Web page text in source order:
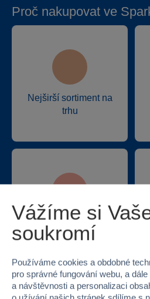
Proč nakupovat ve
Nejširší sortiment na
trhu
Doprava zdarma při
odběru na prodejnách
Vážíme si
soukromí
Používáme cookies a obdobné
pro správné fungování webu, a
a návštěvnosti a personalizaci